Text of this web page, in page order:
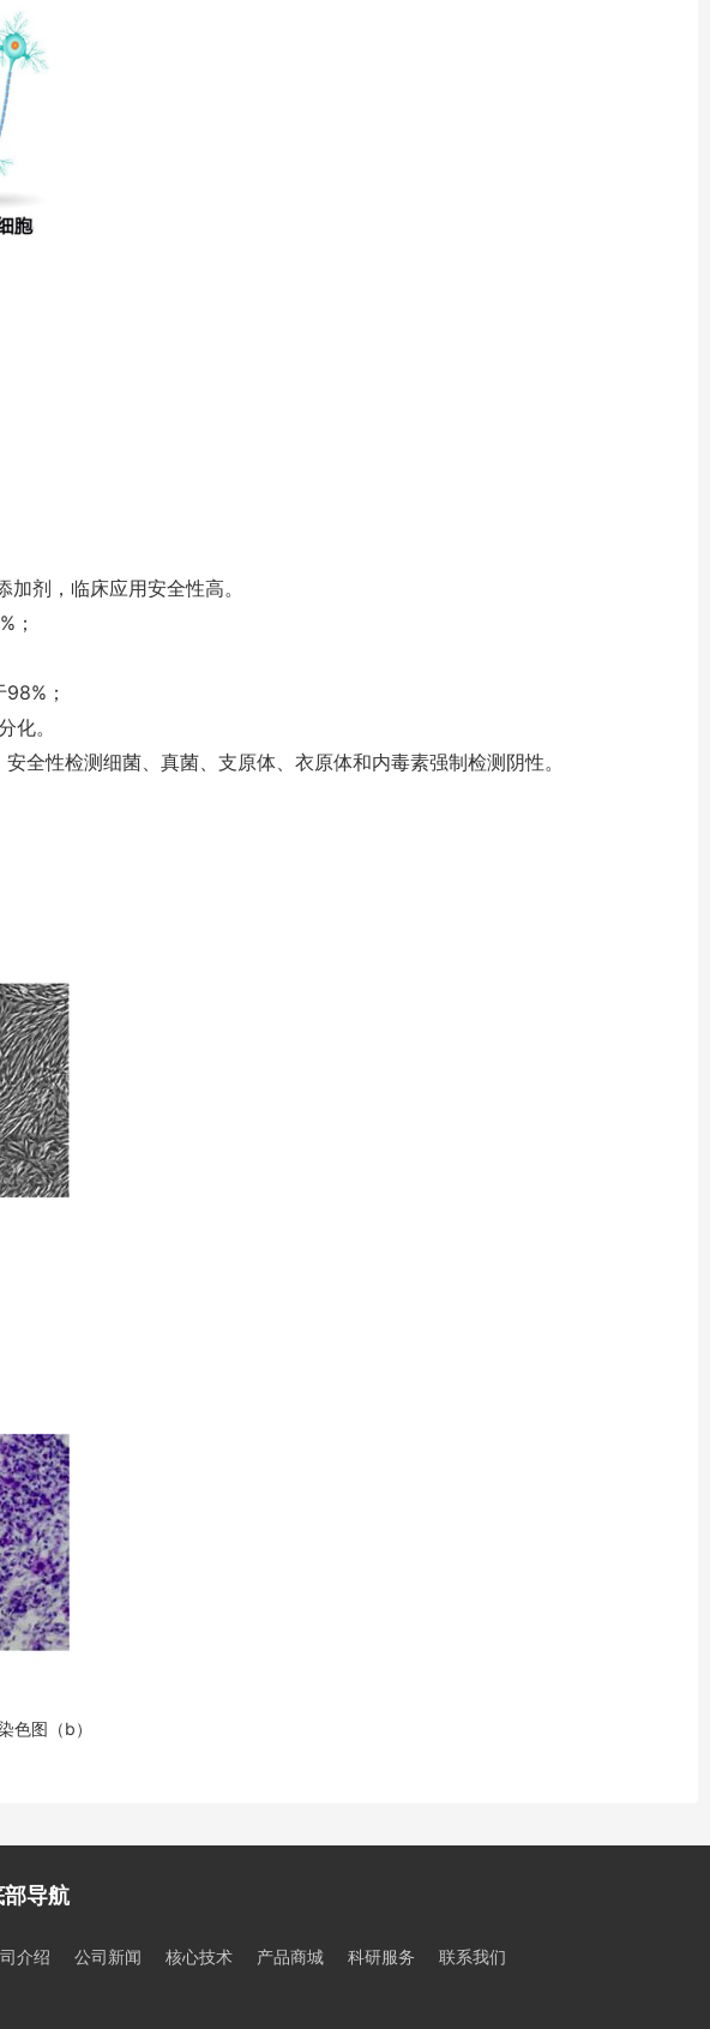
剂，临床应用安全性高。
；
；
化。
全性检测细菌、真菌、支原体、衣原体和内毒素强制检测阴性。
色图（b）
部导航
介绍 公司新闻 核心技术 产品商城 科研服务 联系我们